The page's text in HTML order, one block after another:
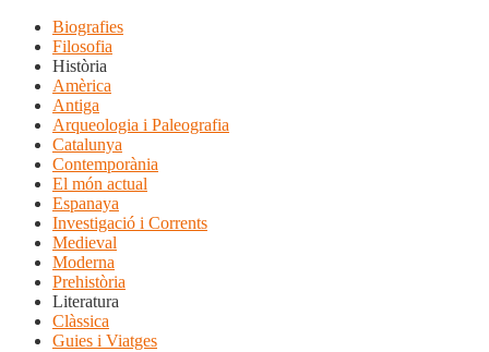
Biografies
Filosofia
Història
Amèrica
Antiga
Arqueologia i Paleografia
Catalunya
Contemporània
El món actual
Espanaya
Investigació i Corrents
Medieval
Moderna
Prehistòria
Literatura
Clàssica
Guies i Viatges